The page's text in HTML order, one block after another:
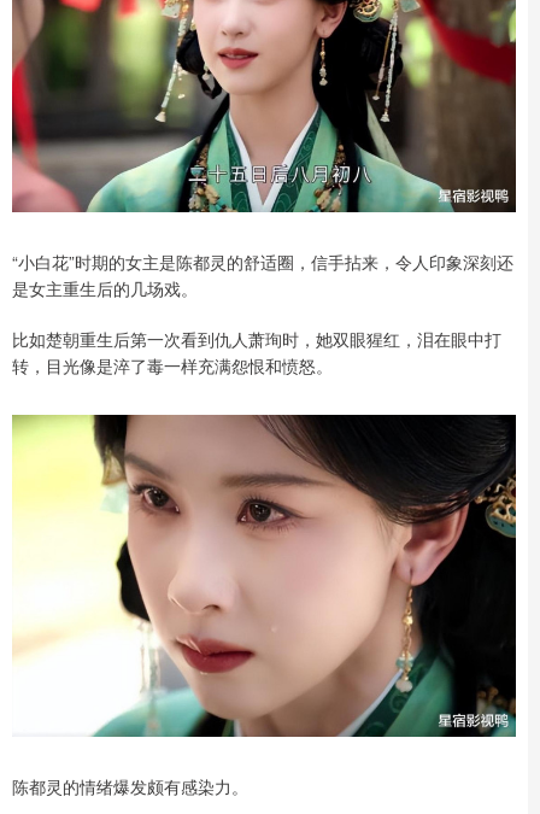
“小白花”时期的女主是陈都灵的舒适圈，信手拈来，令人印象深刻还
是女主重生后的几场戏。
比如楚朝重生后第一次看到仇人萧珣时，她双眼猩红，泪在眼中打
转，目光像是淬了毒一样充满怨恨和愤怒。
陈都灵的情绪爆发颇有感染力。